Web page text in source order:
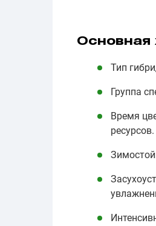
Основная
Тип
Группа
Время
ресурсов.